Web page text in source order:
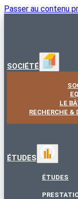
Passer au contenu
SOCIÉTÉ
LE
RECHERCHE &
ÉTUDES
ÉTUDES